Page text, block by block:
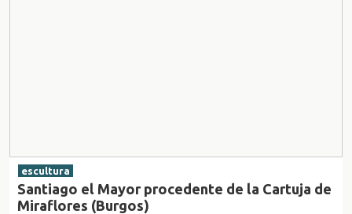
escultura
Santiago el Mayor procedente de la Cartuja de
Miraflores (Burgos)